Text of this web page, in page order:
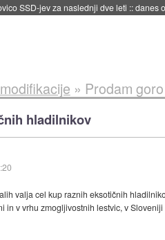
SSD-jev za naslednji dve leti ::danes
» Prodam
hladilnikov
valja cel kup raznih eksotičnih
in v vrhu zmogljivostnih lestvic, v